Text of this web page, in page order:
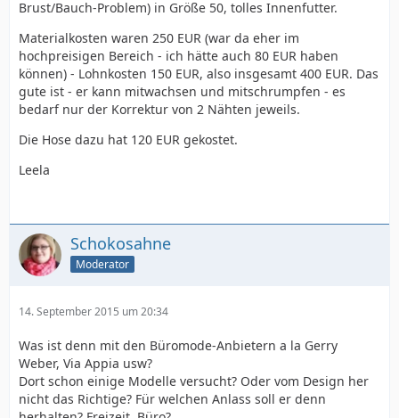
Brust/Bauch-Problem) in Größe 50, tolles Innenfutter.
Materialkosten waren 250 EUR (war da eher im
hochpreisigen Bereich - ich hätte auch 80 EUR haben
können) - Lohnkosten 150 EUR, also insgesamt 400 EUR. Das
gute ist - er kann mitwachsen und mitschrumpfen - es
bedarf nur der Korrektur von 2 Nähten jeweils.
Die Hose dazu hat 120 EUR gekostet.
Leela
Schokosahne
Moderator
14. September 2015 um 20:34
Was ist denn mit den Büromode-Anbietern a la Gerry
Weber, Via Appia usw?
Dort schon einige Modelle versucht? Oder vom Design her
nicht das Richtige? Für welchen Anlass soll er denn